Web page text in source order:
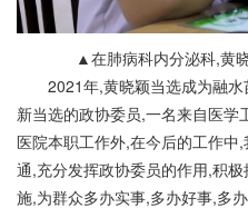
▲在肺病科内分泌科,黄
2021年,黄晓颖当选成为融
新当选的政协委员,一名来自医
医院本职工作外,在今后的工作
通,充分发挥政协委员的作用,积
施,为群众多办实事,多办好事,多